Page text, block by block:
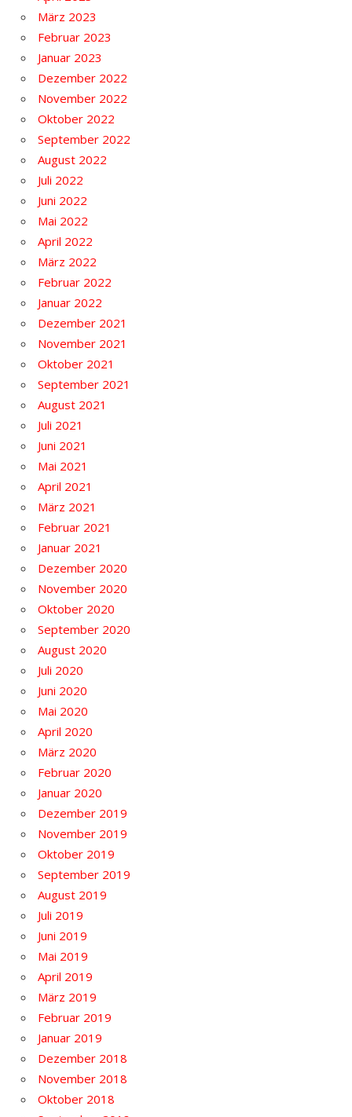
März 2023
Februar 2023
Januar 2023
Dezember 2022
November 2022
Oktober 2022
September 2022
August 2022
Juli 2022
Juni 2022
Mai 2022
April 2022
März 2022
Februar 2022
Januar 2022
Dezember 2021
November 2021
Oktober 2021
September 2021
August 2021
Juli 2021
Juni 2021
Mai 2021
April 2021
März 2021
Februar 2021
Januar 2021
Dezember 2020
November 2020
Oktober 2020
September 2020
August 2020
Juli 2020
Juni 2020
Mai 2020
April 2020
März 2020
Februar 2020
Januar 2020
Dezember 2019
November 2019
Oktober 2019
September 2019
August 2019
Juli 2019
Juni 2019
Mai 2019
April 2019
März 2019
Februar 2019
Januar 2019
Dezember 2018
November 2018
Oktober 2018